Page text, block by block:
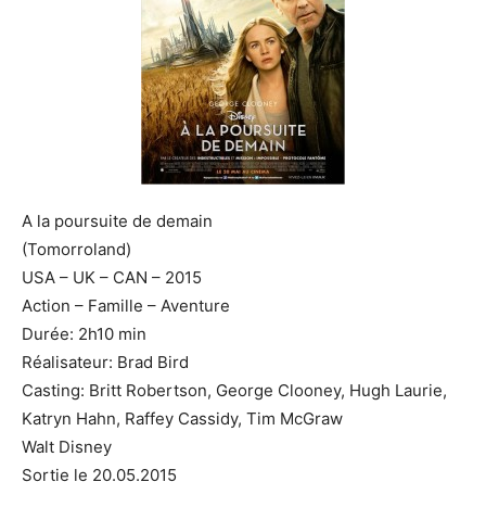
A la poursuite de demain
(Tomorroland)
USA – UK – CAN – 2015
Action – Famille – Aventure
Durée: 2h10 min
Réalisateur: Brad Bird
Casting: Britt Robertson, George Clooney, Hugh Laurie,
Katryn Hahn, Raffey Cassidy, Tim McGraw
Walt Disney
Sortie le 20.05.2015